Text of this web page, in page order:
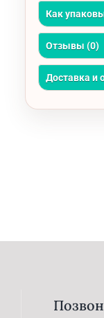
Как
Отзывы (0)
Доставка и